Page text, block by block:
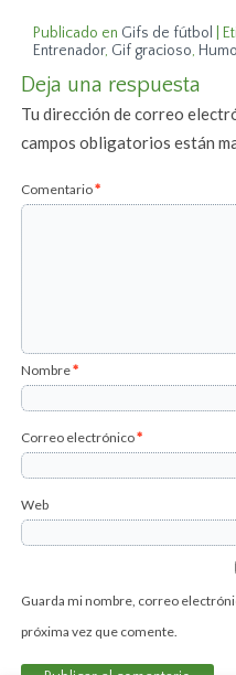
Publicado en Gifs de fútbol
Entrenador, Gif gracioso,
Deja una respuesta
Tu dirección de correo
campos obligatorios están
Comentario*
Nombre*
Correo electrónico*
Web
Guarda mi nombre, correo
próxima vez que comente.